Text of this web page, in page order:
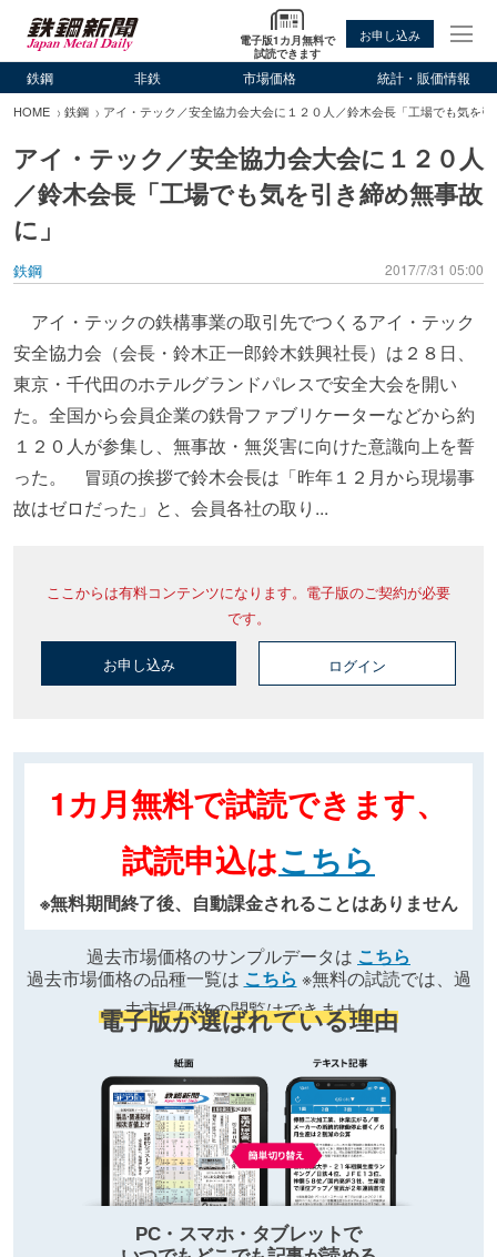
電子版1カ月無料で
試読できます
お申し込み
鉄鋼 非鉄 市場価格 統計・販価情報
HOME 鉄鋼 アイ・テック／安全協力会大会に１２０人／鈴木会長「工場でも気を
アイ・テック／安全協力会大会に１２０人
／鈴木会長「工場でも気を引き締め無事故
に」
鉄鋼 2017/7/31 05:00
アイ・テックの鉄構事業の取引先でつくるアイ・テック
安全協力会（会長・鈴木正一郎鈴木鉄興社長）は２８日、
東京・千代田のホテルグランドパレスで安全大会を開い
た。全国から会員企業の鉄骨ファブリケーターなどから約
１２０人が参集し、無事故・無災害に向けた意識向上を誓
った。 冒頭の挨拶で鈴木会長は「昨年１２月から現場事
故はゼロだった」と、会員各社の取り...
ここからは有料コンテンツになります。電子版のご契約が必要
です。
お申し込み ログイン
1カ月無料で試読できます、
試読申込はこちら
※無料期間終了後、自動課金されることはありません
過去市場価格のサンプルデータは こちら
過去市場価格の品種一覧は こちら ※無料の試読では、過
去市場価格の閲覧はできません
電子版が選ばれている理由
PC・スマホ・タブレットで